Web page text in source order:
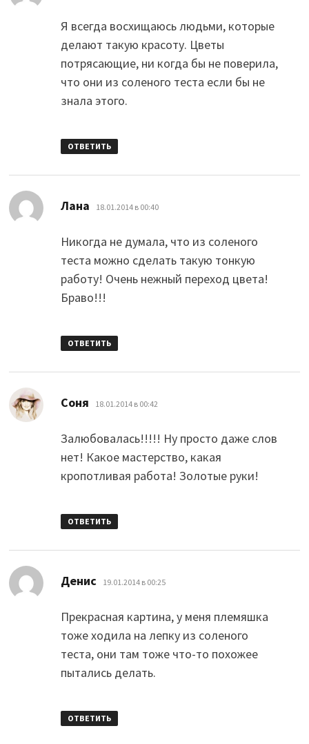
Я всегда восхищаюсь людьми, которые
делают такую красоту. Цветы
потрясающие, ни когда бы не поверила,
что они из соленого теста если бы не
знала этого.
ОТВЕТИТЬ
Лана 18.01.2014 в 00:40
Никогда не думала, что из соленого
теста можно сделать такую тонкую
работу! Очень нежный переход цвета!
Браво!!!
ОТВЕТИТЬ
Соня 18.01.2014 в 00:42
Залюбовалась!!!!! Ну просто даже слов
нет! Какое мастерство, какая
кропотливая работа! Золотые руки!
ОТВЕТИТЬ
Денис 19.01.2014 в 00:25
Прекрасная картина, у меня племяшка
тоже ходила на лепку из соленого
теста, они там тоже что-то похожее
пытались делать.
ОТВЕТИТЬ